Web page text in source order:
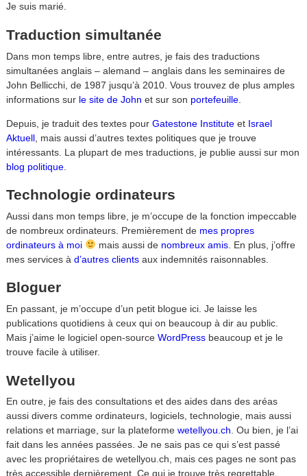
Je suis marié.
Traduction simultanée
Dans mon temps libre, entre autres, je fais des traductions
simultanées anglais – alemand – anglais dans les seminaires de
John Bellicchi, de 1987 jusqu’à 2010. Vous trouvez de plus amples
informations sur le site de John et sur son portefeuille.
Depuis, je traduit des textes pour Gatestone Instituteet Israel
Aktuell, mais aussi d’autres textes politiques que je trouve
intéressants. La plupart de mes traductions, je publie aussi sur mon
blog politique.
Technologie ordinateurs
Aussi dans mon temps libre, je m’occupe de la fonction impeccable
de nombreux ordinateurs. Premièrement de mes propres
ordinateurs à moi
mais aussi de nombreux amis. En plus, j’offre
mes services à d’autres clientsaux indemnités raisonnables.
Bloguer
En passant, je m’occupe d’un petit blogue ici. Je laisse les
publications quotidiens à ceux qui on beaucoup à dir au public.
Mais j’aime le logiciel open-source WordPress beaucoup et je le
trouve facile à utiliser.
Wetellyou
En outre, je fais des consultations et des aides dans des aréas
aussi divers comme ordinateurs, logiciels, technologie, mais aussi
relations et marriage, sur la plateforme wetellyou.ch. Ou bien, je l’ai
fait dans les années passées. Je ne sais pas ce qui s’est passé
avec les propriétaires de wetellyou.ch, mais ces pages ne sont pas
très accessible dernièrement. Ce qui je trouve très regrettable,